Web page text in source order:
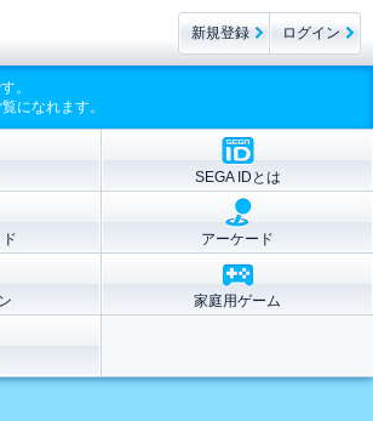
。
になれます。
SEGA IDとは
アーケード
家庭用ゲーム
新規登録 ログイン